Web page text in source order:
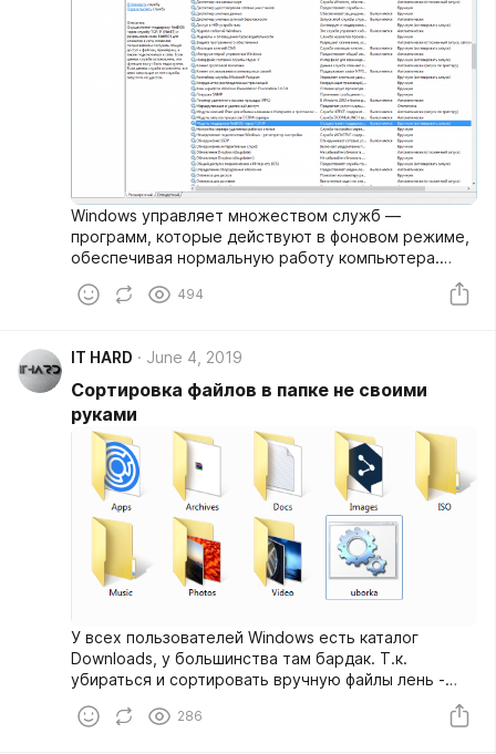
Windows управляет множеством служб —
программ, которые действуют в фоновом режиме,
обеспечивая нормальную работу компьютера.
некоторые — и вовсе никогда. Эти службы можно
494
IT HARD June 4, 2019
Сортировка файлов в папке не своими
руками
У всех пользователей Windows есть каталог
Downloads, у большинства там бардак. Т.к.
убираться и сортировать вручную файлы лень -
скрипта .bat. 286